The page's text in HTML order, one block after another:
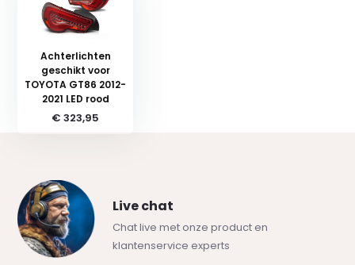
Achterlichten
geschikt voor
TOYOTA GT86 2012-
2021 LED rood
€ 323,95
Live chat
Chat live met onze product en
klantenservice experts